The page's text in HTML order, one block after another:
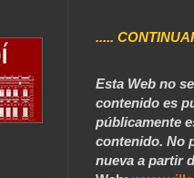
.....
Esta Web no
contenido es
públicamente
contenido. No
nueva a partir